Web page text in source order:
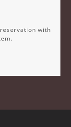
with